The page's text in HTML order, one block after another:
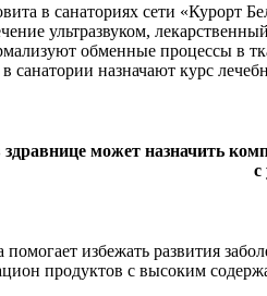
в санаториях сети «Курорт
ультразвуком,
обменные процессы в
назначают курс
может назначить
с
избежать развития
продуктов с высоким